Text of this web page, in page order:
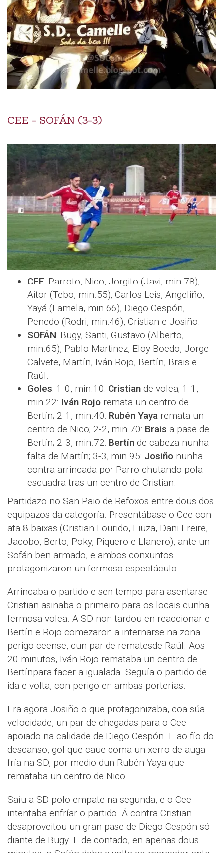
CEE - SOFÁN (3-3)
CEE: Parroto, Nico, Jorgito (Javi, min.78),
Aitor (Tebo, min.55), Carlos Leis, Angeliño,
Yayá (Lamela, min.66), Diego Cespón,
Penedo (Rodri, min.46), Cristian e Josiño.
SOFÁN: Bugy, Santi, Gustavo (Alberto,
min.65), Pablo Martinez, Eloy Boedo, Jorge
Calvete, Martín, Iván Rojo, Bertín, Brais e
Raúl.
Goles: 1-0, min.10: Cristian de volea; 1-1,
min.22: Iván Rojo remata un centro de
Bertín; 2-1, min.40: Rubén Yaya remata un
centro de Nico; 2-2, min.70: Brais a pase de
Bertín; 2-3, min.72: Bertín de cabeza nunha
falta de Martín; 3-3, min.95: Josiño nunha
contra arrincada por Parro chutando pola
escuadra tras un centro de Cristian.
Partidazo no San Paio de Refoxos entre dous dos
equipazos da categoría. Presentábase o Cee con
ata 8 baixas (Cristian Lourido, Fiuza, Dani Freire,
Jacobo, Berto, Poky, Piquero e Llanero), ante un
Sofán ben armado, e ambos conxuntos
protagonizaron un fermoso espectáculo.
Arrincaba o partido e sen tempo para asentarse
Cristian asinaba o primeiro para os locais cunha
fermosa volea. A SD non tardou en reaccionar e
Bertín e Rojo comezaron a internarse na zona
perigo ceense, cun par de rematesde Raúl. Aos
20 minutos, Iván Rojo remataba un centro de
Bertínpara facer a igualada. Seguía o partido de
ida e volta, con perigo en ambas porterías.
Era agora Josiño o que protagonizaba, coa súa
velocidade, un par de chegadas para o Cee
apoiado na calidade de Diego Cespón. E ao fío do
descanso, gol que caue coma un xerro de auga
fría na SD, por medio dun Rubén Yaya que
remataba un centro de Nico.
Saíu a SD polo empate na segunda, e o Cee
intentaba enfríar o partido. Á contra Cristian
desaproveitou un gran pase de Diego Cespón só
diante de Bugy. E de contado, en apenas dous